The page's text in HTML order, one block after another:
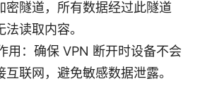
密隧道，所有数据经过此隧道
读取内容。
用：确保 VPN 断开时设备不会
联网，避免敏感数据泄露。